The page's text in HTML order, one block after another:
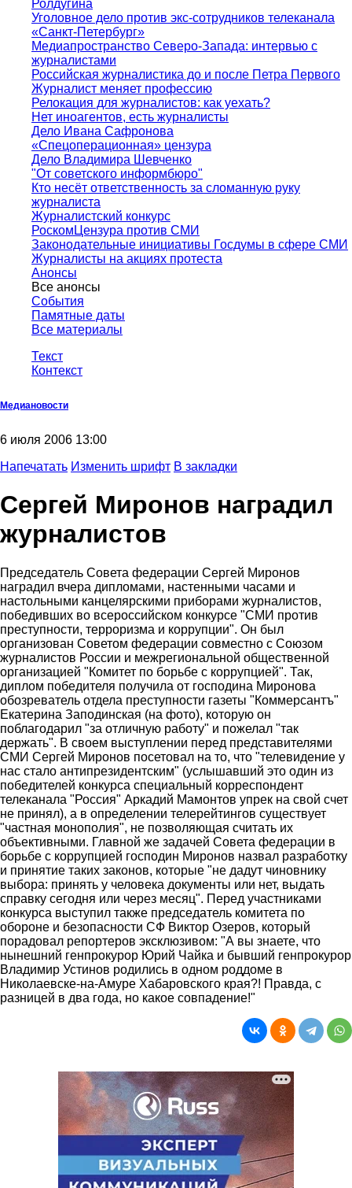
Ролдугина
Уголовное дело против экс-сотрудников телеканала
«Санкт-Петербург»
Медиапространство Северо-Запада: интервью с
журналистами
Российская журналистика до и после Петра Первого
Журналист меняет профессию
Релокация для журналистов: как уехать?
Нет иноагентов, есть журналисты
Дело Ивана Сафронова
«Спецоперационная» цензура
Дело Владимира Шевченко
"От советского информбюро"
Кто несёт ответственность за сломанную руку
журналиста
Журналистский конкурс
РоскомЦензура против СМИ
Законодательные инициативы Госдумы в сфере СМИ
Журналисты на акциях протеста
Анонсы
Все анонсы
События
Памятные даты
Все материалы
Текст
Контекст
Медиановости
6 июля 2006 13:00
Напечатать Изменить шрифт В закладки
Сергей Миронов наградил
журналистов
Председатель Совета федерации Сергей Миронов
наградил вчера дипломами, настенными часами и
настольными канцелярскими приборами журналистов,
победивших во всероссийском конкурсе "СМИ против
преступности, терроризма и коррупции". Он был
организован Советом федерации совместно с Союзом
журналистов России и межрегиональной общественной
организацией "Комитет по борьбе с коррупцией". Так,
диплом победителя получила от господина Миронова
обозреватель отдела преступности газеты "Коммерсантъ"
Екатерина Заподинская (на фото), которую он
поблагодарил "за отличную работу" и пожелал "так
держать". В своем выступлении перед представителями
СМИ Сергей Миронов посетовал на то, что "телевидение у
нас стало антипрезидентским" (услышавший это один из
победителей конкурса специальный корреспондент
телеканала "Россия" Аркадий Мамонтов упрек на свой счет
не принял), а в определении телерейтингов существует
"частная монополия", не позволяющая считать их
объективными. Главной же задачей Совета федерации в
борьбе с коррупцией господин Миронов назвал разработку
и принятие таких законов, которые "не дадут чиновнику
выбора: принять у человека документы или нет, выдать
справку сегодня или через месяц". Перед участниками
конкурса выступил также председатель комитета по
обороне и безопасности СФ Виктор Озеров, который
порадовал репортеров эксклюзивом: "А вы знаете, что
нынешний генпрокурор Юрий Чайка и бывший генпрокурор
Владимир Устинов родились в одном роддоме в
Николаевске-на-Амуре Хабаровского края?! Правда, с
разницей в два года, но какое совпадение!"